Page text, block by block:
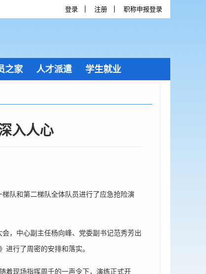
登录 注册 职称申报登录
之家 人才派遣 学生就业
入人心
队和第二梯队全体队员进行了应急抢险演
，中心副主任杨向峰、党委副书记范秀芳出
进行了周密的安排和落实。
现场指挥周千的一声令下，演练正式开